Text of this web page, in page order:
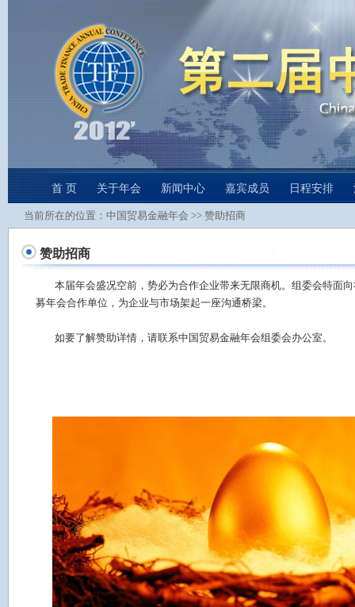
首 页 关于年会 新闻中心 嘉宾成员 日程安排
当前所在的位置： 中国贸易金融年会 >> 赞助招商
赞助招商
本届年会盛况空前，势必为合作企业带来无限商机。组委会特面向
募年会合作单位，为企业与市场架起一座沟通桥梁。
如要了解赞助详情，请联系中国贸易金融年会组委会办公室。